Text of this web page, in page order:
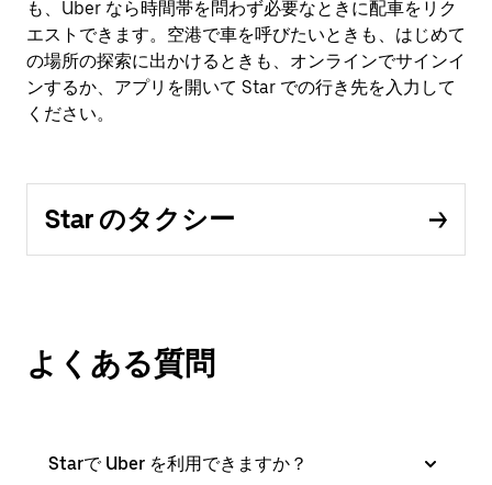
も、Uber なら時間帯を問わず必要なときに配車をリク
エストできます。空港で車を呼びたいときも、はじめて
の場所の探索に出かけるときも、オンラインでサインイ
ンするか、アプリを開いて Star での行き先を入力して
ください。
Star のタクシー
よくある質問
Starで Uber を利用できますか？